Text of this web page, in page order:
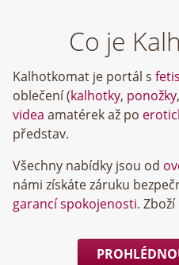
Co je
Kalhotkomat je portál s
oblečení (kalhotky, ponožky,
videa amatérek až po
představ.
Všechny nabídky jsou od
námi získáte záruku
garancí spokojenosti.